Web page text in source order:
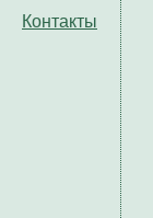
Контакты